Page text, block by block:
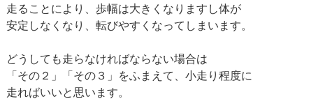
走ることにより、歩幅は大きくなりますし体が
安定しなくなり、転びやすくなってしまいます。
どうしても走らなければならない場合は
「その２」「その３」をふまえて、小走り程度に
走ればいいと思います。